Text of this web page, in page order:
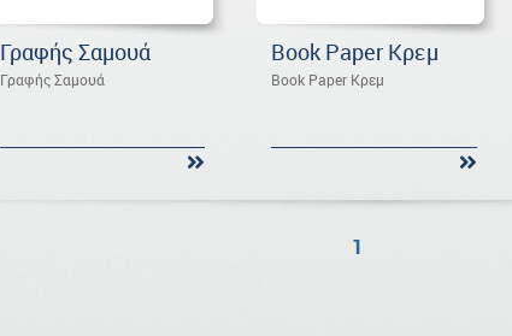
Γραφής Σαμουά
Γραφής Σαμουά
Book Paper Κρεμ
Book Paper Κρεμ
1